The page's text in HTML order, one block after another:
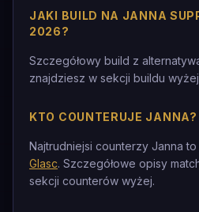
JAKI BUILD NA JANNA
2026?
Szczegółowy build z
znajdziesz w sekcji buildu
KTO COUNTERUJE JANNA?
Najtrudniejsi counterzy Janna to
Glasc. Szczegółowe opisy
sekcji counterów wyżej.